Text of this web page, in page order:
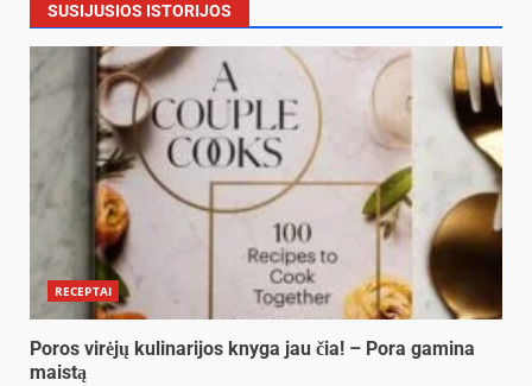
SUSIJUSIOS ISTORIJOS
RECEPTAI
Poros virėjų kulinarijos knyga jau čia! – Pora gamina
maistą